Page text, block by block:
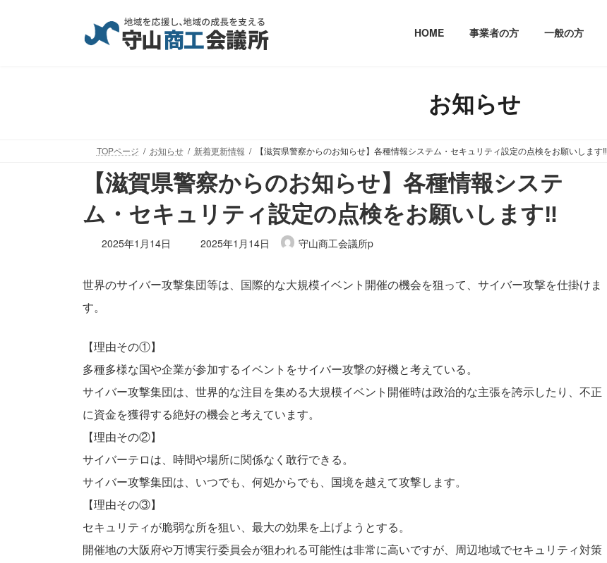
HOME 事業者の方 一般の方
お知らせ
TOPページ お知らせ 新着更新情報 【滋賀県警察からのお知らせ】各種情報システム・セキュリティ設定の点検をお願いします‼
【滋賀県警察からのお知らせ】各種情報システ
ム・セキュリティ設定の点検をお願いします‼
2025年1月14日
最
新
2025年1月14日 守山商工会議所p
世界のサイバー攻撃集団等は、国際的な大規模イベント開催の機会を狙って、サイバー攻撃を仕掛けま
す。
【理由その①】
多種多様な国や企業が参加するイベントをサイバー攻撃の好機と考えている。
サイバー攻撃集団は、世界的な注目を集める大規模イベント開催時は政治的な主張を誇示したり、不正
に資⾦を獲得する絶好の機会と考えています。
【理由その②】
サイバーテロは、時間や場所に関係なく敢⾏できる。
サイバー攻撃集団は、いつでも、何処からでも、国境を越えて攻撃します。
【理由その③】
セキュリティが脆弱な所を狙い、最大の効果を上げようとする。
開催地の大阪府や万博実⾏委員会が狙われる可能性は非常に⾼いですが、周辺地域でセキュリティ対策